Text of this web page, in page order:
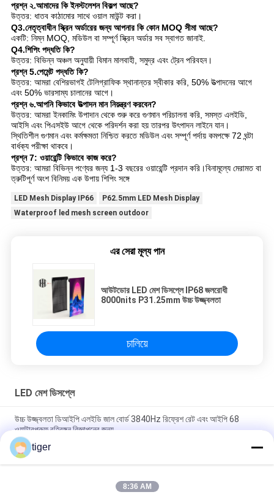
প্রশ্ন ২.আমাদের কি ইনস্টলেশন বিকল্প আছে?
উত্তর: ধাতব কাঠামোর সাথে ওয়াল মাউন্ট করা।
Q3.নেতৃত্বাধীন স্ক্রিন অর্ডারের জন্য আপনার কি কোন MOQ সীমা আছে?
একটি: নিম্ন MOQ, মডিউল বা সম্পূর্ণ স্ক্রিন অর্ডার সব স্বাগত জানাই.
Q4.শিপিং পদ্ধতি কি?
উত্তর: বিভিন্ন অঞ্চল অনুযায়ী বিমান মালবাহী, সমুদ্র এবং ট্রেন পরিবহন।
প্রশ্ন 5.পেমেন্ট পদ্ধতি কি?
উত্তর: আমরা বেশিরভাগই টেলিগ্রাফিক স্থানান্তর স্বীকার করি, 50% উত্পাদনের আগে
এবং 50% ভারসাম্য চালানের আগে।
প্রশ্ন ৬.আপনি কিভাবে উত্পাদন মান নিয়ন্ত্রণ করবেন?
উত্তর: আমরা ইনকামিং উপাদান থেকে শুরু করে গুণমান পরিচালনা করি, সমস্ত এলইডি,
আইসি এবং পিএসইউ আগে থেকে পরিদর্শন করা হয় তারপর উৎপাদন লাইনে যান।
স্থিতিশীল গুণমান এবং কর্মক্ষমতা নিশ্চিত করতে মডিউল এবং সম্পূর্ণ পর্দায় কমপক্ষে 72 ঘন্টা
বার্ধক্য পরীক্ষা থাকবে।
প্রশ্ন 7: ওয়ারেন্টি কিভাবে কাজ করে?
উত্তর: আমরা বিভিন্ন পণ্যের জন্য 1-3 বছরের ওয়ারেন্টি প্রদান করি।বিনামূল্যে মেরামত বা
ত্রুটিপূর্ণ অংশ বিনিময় এক উপায় শিপিং সঙ্গে
LED Mesh Display IP66
P62.5mm LED Mesh Display
Waterproof led mesh screen outdoor
এর সেরা মূল্য পান
আউটডোর LED মেশ ডিসপ্লে IP68 জলরোধী
8000nits P31.25mm উচ্চ উজ্জ্বলতা
চালিয়ে
LED মেশ ডিসপ্লে
উচ্চ উজ্জ্বলতা ডিআইপি এলইডি জাল বোর্ড 3840Hz রিফ্রেশ রেট এবং আইপি 68
ওয়াটারপ্রুফ বহিরঙ্গন বিজ্ঞাপনের জন্য
আউটডোর এলইডি মেশ ডিসপ্লে P25-25, 8000nits উচ্চ উজ্জ্বলতা, IP68 জলরোধী
এবং উন্নত দৃশ্যমানতার জন্য হালকা ওজনের ডিজাইন
8000nits উচ্চ উজ্জ্বলতা, IP68 জলরোধী এবং হালকা ওজনের ডিজাইন সহ আউটডোর
tiger
8:36 AM